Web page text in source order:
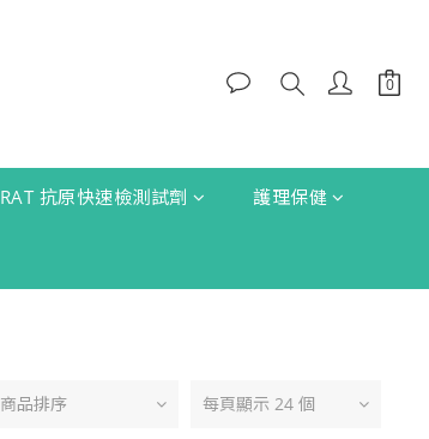
RAT 抗原快速檢測試劑 護理保健
商品排序 每頁顯示 24 個